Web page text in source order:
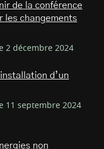
de la conférence
les changements
2 décembre 2024
d’un
11 septembre 2024
non